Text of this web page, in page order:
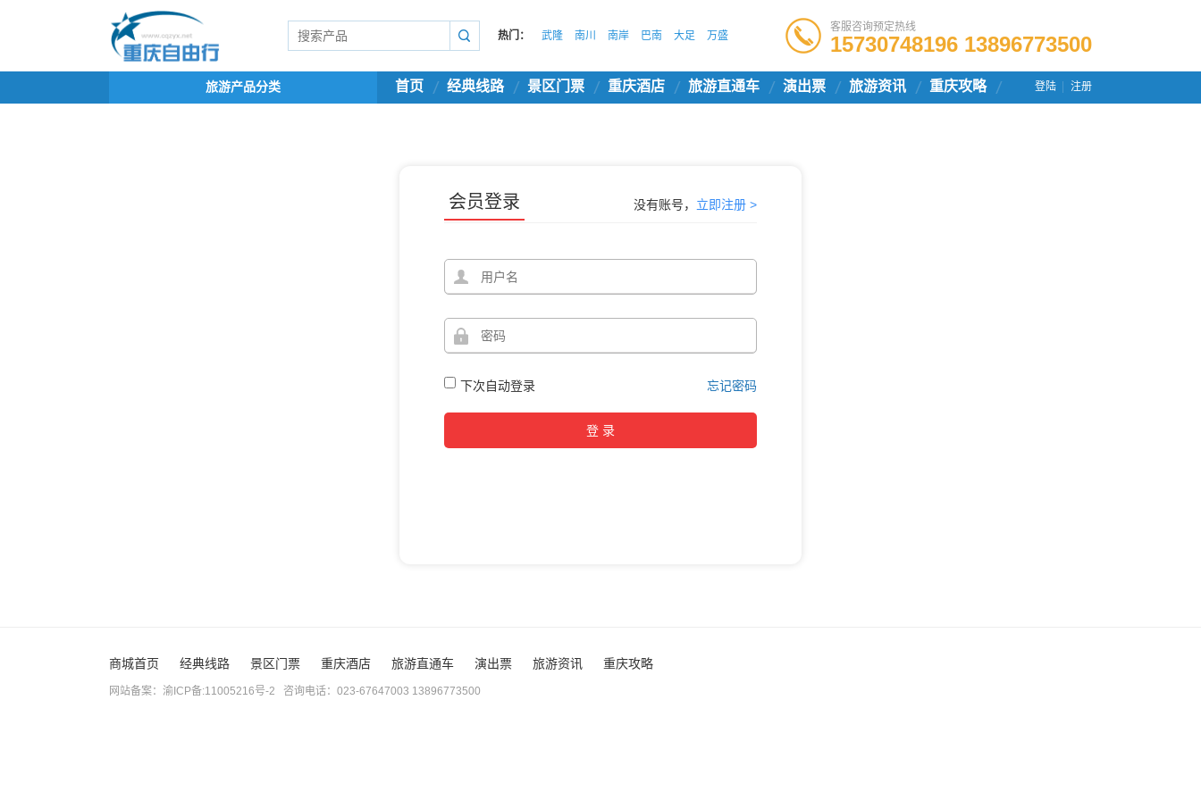
热门： 武隆 南川 南岸 巴南 大足 万盛
客服咨询预定热线
15730748196 13896773500
旅游产品分类 首页 经典线路 景区门票 重庆酒店 旅游直通车 演出票 旅游资讯 重庆攻略 登陆 注册
会员登录 没有账号， 立即注册 >
下次自动登录 忘记密码
商城首页 经典线路 景区门票 重庆酒店 旅游直通车 演出票 旅游资讯 重庆攻略
网站备案：渝ICP备:11005216号-2 咨询电话：023-67647003 13896773500